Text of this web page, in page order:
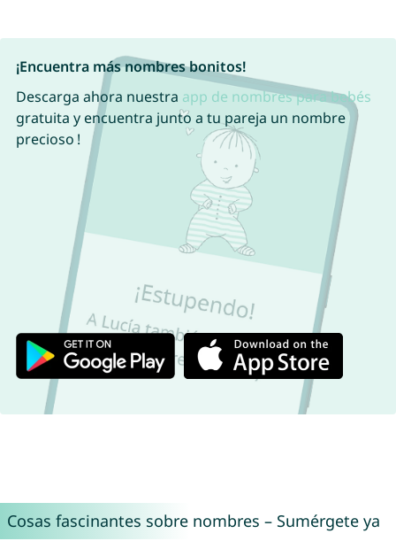
¡Encuentra más nombres bonitos!
Descarga ahora nuestra app de nombres para bebés
gratuita y encuentra junto a tu pareja un nombre
precioso !
Cosas fascinantes sobre nombres – Sumérgete ya